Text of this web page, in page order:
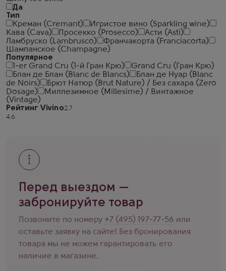
Да
Тип
Креман (Cremant)
Игристое вино (Sparkling wine)
Кава (Cava)
Просекко (Prosecco)
Асти (Asti)
Ламбруско (Lambrusco)
Франчакорта (Franciacorta)
Шампанское (Champagne)
Популярное
1-er Grand Cru (1-й Гран Крю)
Grand Cru (Гран Крю)
Блан де Блан (Blanc de Blancs)
Блан де Нуар (Blanc
de Noirs)
Брют Натюр (Brut Nature) / Без сахара (Zero
Dosage)
Миллезимное (Millesime) / Винтажное
(Vintage)
Рейтинг Vivino
Перед выездом —
забронируйте товар
Позвоните по номеру +7 (495) 197-77-56 или
оставьте заявку на сайте! Без бронирования
товара мы не можем гарантировать его
наличие в магазине.